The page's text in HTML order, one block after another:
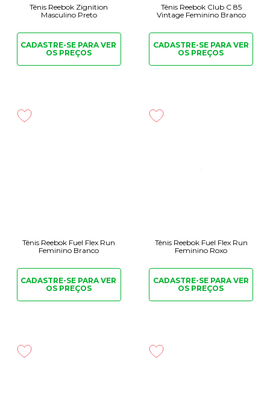
Tênis Reebok Zignition
Masculino Preto
CADASTRE-SE PARAVER
OS PREÇOS
Tênis Reebok Club C 85
Vintage Feminino Branco
CADASTRE-SE PARAVER
OS PREÇOS
Tênis Reebok Fuel Flex Run
Feminino Branco
CADASTRE-SE PARAVER
OS PREÇOS
Tênis Reebok Fuel Flex Run
Feminino Roxo
CADASTRE-SE PARAVER
OS PREÇOS